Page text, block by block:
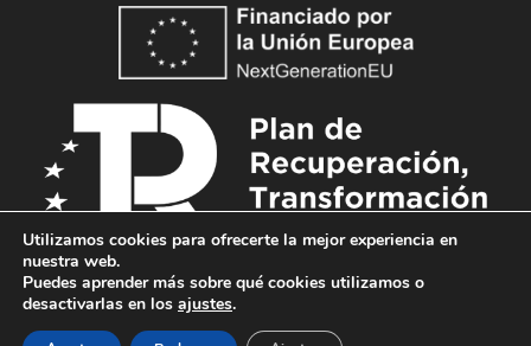
Utilizamos cookies para ofrecerte la mejor experiencia en
nuestra web.
Puedes aprender más sobre qué cookies utilizamos o
desactivarlas en los ajustes.